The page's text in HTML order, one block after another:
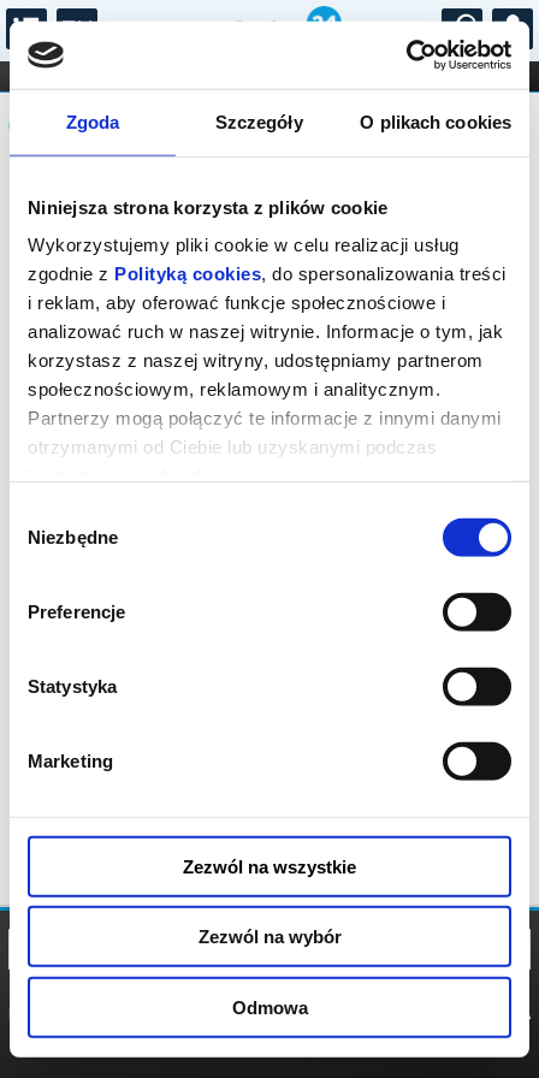
Zgoda Szczegóły O plikach cookies
Niniejsza strona korzysta z plików cookie
Wykorzystujemy pliki cookie w celu realizacji usług
zgodnie z Polityką cookies, do spersonalizowania treści
i reklam, aby oferować funkcje społecznościowe i
analizować ruch w naszej witrynie. Informacje o tym, jak
korzystasz z naszej witryny, udostępniamy partnerom
społecznościowym, reklamowym i analitycznym.
Partnerzy mogą połączyć te informacje z innymi danymi
otrzymanymi od Ciebie lub uzyskanymi podczas
zgody
Niezbędne
Preferencje
Statystyka
Marketing
Zezwól na wszystkie
Zezwól na wybór
Odmowa
...
FILHARMONIA OPERA I BALET
STAND-UP
DLA DZIECI
Komunikat
Sprzedaż biletów on-line na wydarzenie
została zakończona.
POLITYKA
POLITYKA